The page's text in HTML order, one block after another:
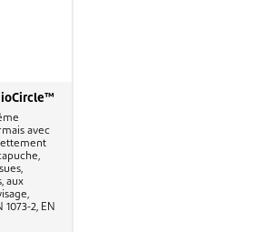
avec
aux
1073-2, EN